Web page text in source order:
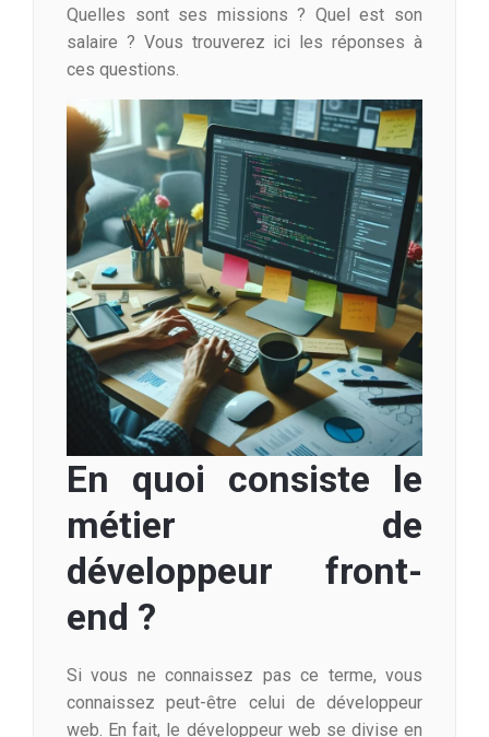
Quelles sont ses missions ? Quel est son
salaire ? Vous trouverez ici les réponses à
ces questions.
En quoi consiste le
métier de
développeur front-
end ?
Si vous ne connaissez pas ce terme, vous
connaissez peut-être celui de développeur
web. En fait, le développeur web se divise en